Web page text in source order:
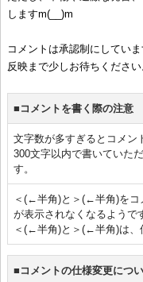
しますm(__)m
コメントは承認制にしていま
反映まで少しお待ちください
■コメントを書く際の注意
文字数が多すぎるとコメン
300文字以内で書いていた
す。
＜(←半角)と＞(←半角)をコ
が表示されなくなるようで
＜(←半角)と＞(←半角)は、
■コメントの仕様変更につ